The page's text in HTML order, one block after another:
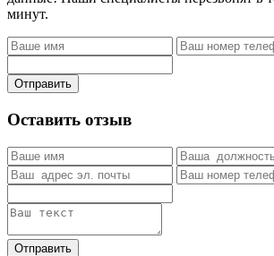
минут.
Отправить
Оставить отзыв
Отправить